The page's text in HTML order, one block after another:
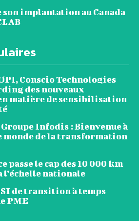
son implantation au Canada
Conscio Technologies
des nouveaux
matière de sensibilisation
Infodis : Bienvenue à
monde de la transformation
passe le cap des 10 000 km
l’échelle nationale
de transition à temps
PME